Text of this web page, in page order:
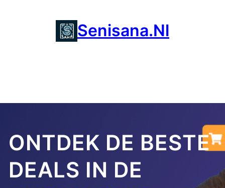
Senisana.nl
ONTDEK DE BESTE
DEALS IN DE